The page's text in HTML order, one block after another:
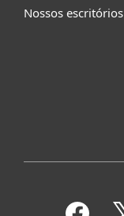
Nossos escritórios